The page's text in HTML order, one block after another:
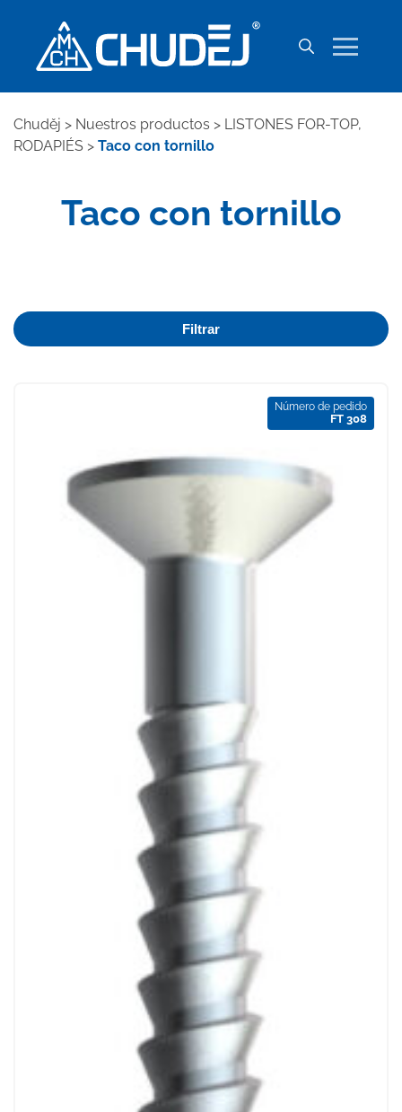
Chuděj > Nuestros productos > LISTONES FOR-TOP,
RODAPIÉS > Taco con tornillo
Taco con tornillo
Filtrar
Número de pedido
FT 308